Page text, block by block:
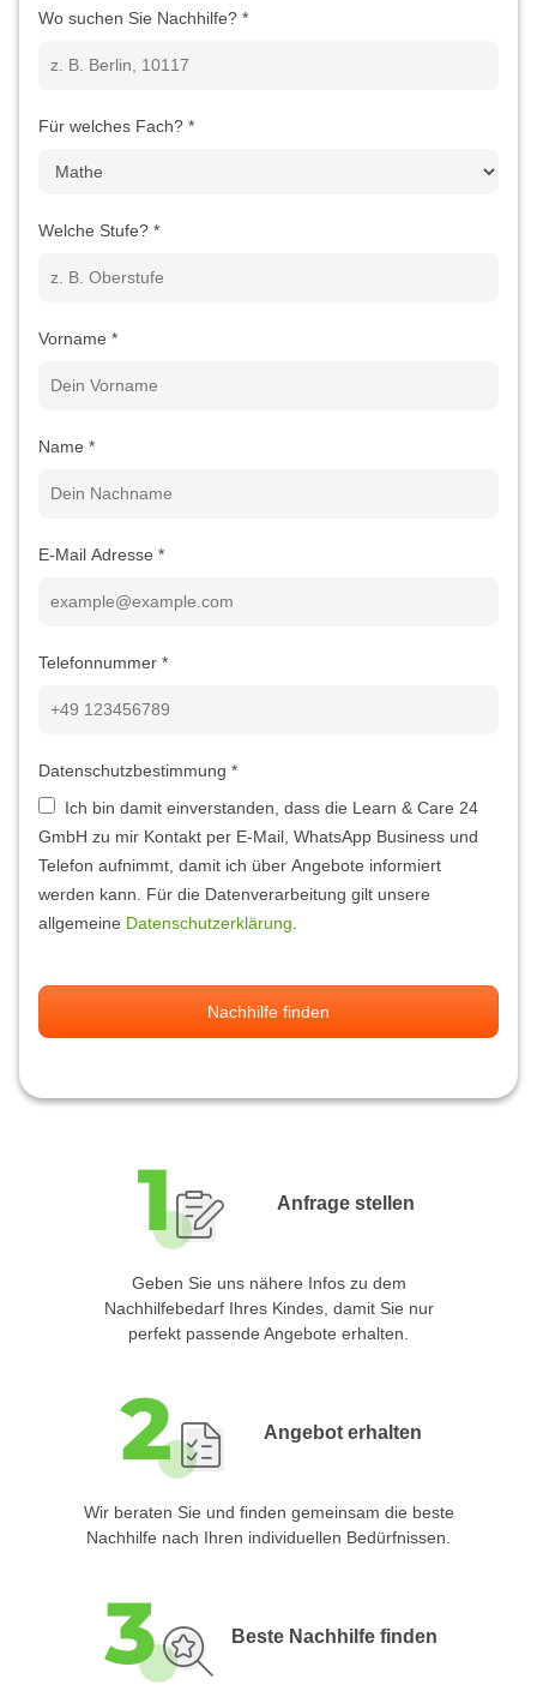
Wo suchen Sie Nachhilfe? *
Für welches Fach? *
Welche Stufe? *
Vorname *
Name *
E-Mail Adresse *
Telefonnummer *
Datenschutzbestimmung *
Ich bin damit einverstanden, dass die Learn & Care 24
GmbH zu mir Kontakt per E-Mail, WhatsApp Business und
Telefon aufnimmt, damit ich über Angebote informiert
werden kann. Für die Datenverarbeitung gilt unsere
allgemeine Datenschutzerklärung
Nachhilfe finden
Anfrage stellen
Geben Sie uns nähere Infos zu dem
Nachhilfebedarf Ihres Kindes, damit Sie nur
perfekt passende Angebote erhalten.
Angebot erhalten
Wir beraten Sie und finden gemeinsam die beste
Nachhilfe nach Ihren individuellen Bedürfnissen.
Beste Nachhilfe finden